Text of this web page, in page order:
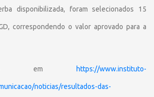
disponibilizada, foram selecionados 15
correspondendo o valor aprovado para a
em https://www.instituto-
noticias/resultados-das-